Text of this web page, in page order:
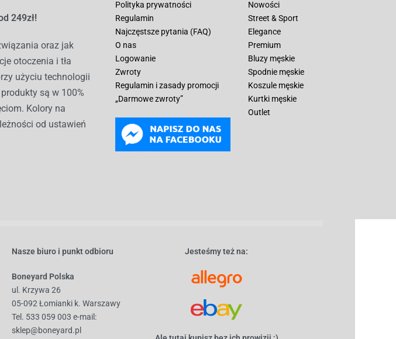
249zł!
oraz jak
otoczenia i tła
użyciu technologii
są w 100%
Kolory na
od ustawień
Polityka prywatności
Regulamin
Najczęstsze pytania (FAQ)
O nas
Logowanie
Zwroty
Regulamin i zasady promocji
„Darmowe zwroty”
Nowości
Street & Sport
Elegance
Premium
Bluzy męskie
Spodnie męskie
Koszule męskie
Kurtki męskie
Outlet
Nasze biuro i punkt odbioru
Boneyard Polska
ul. Krzywa 26
05-092 Łomianki k. Warszawy
Tel. 533 059 003 e-mail:
sklep@boneyard.pl
Jesteśmy też na: